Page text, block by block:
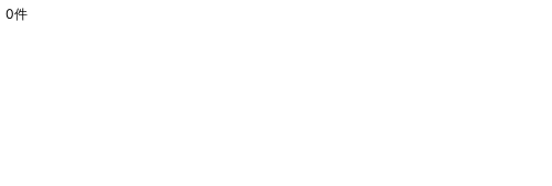
0件